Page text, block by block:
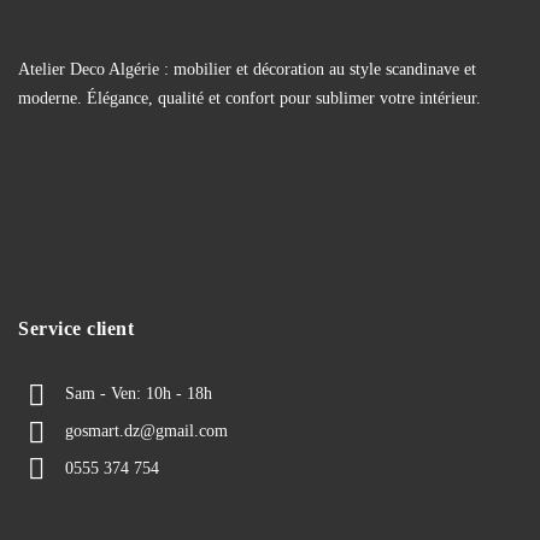
Atelier Deco Algérie : mobilier et décoration au style scandinave et
moderne. Élégance, qualité et confort pour sublimer votre intérieur.
Service client
Sam - Ven: 10h - 18h
gosmart.dz@gmail.com
0555 374 754